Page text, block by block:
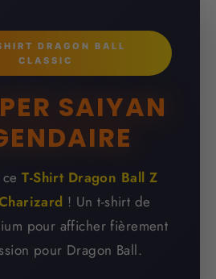
DRAGON BALL
CLASSIC
SAIYAN
ceT-Shirt Dragon Ball Z
! Un t-shirt de
pour afficher fièrement
pour Dragon Ball.